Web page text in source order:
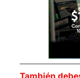
También